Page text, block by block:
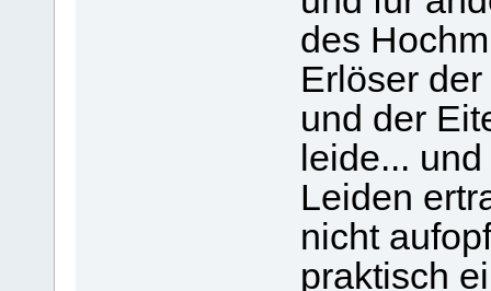
des
Erlöser
und der
leide...
Leiden
nicht
praktisch